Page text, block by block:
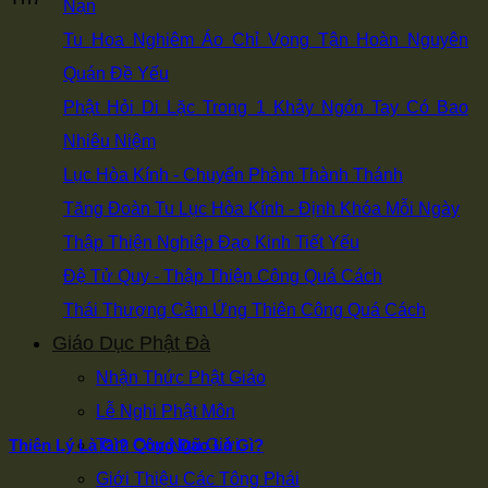
Nạn
Tu Hoa Nghiêm Áo Chỉ Vọng Tận Hoàn Nguyên
Quán Đề Yếu
Phật Hỏi Di Lặc Trong 1 Khảy Ngón Tay Có Bao
Nhiêu Niệm
Lục Hòa Kính - Chuyển Phàm Thành Thánh
Tăng Đoàn Tu Lục Hòa Kính - Định Khóa Mỗi Ngày
Thập Thiện Nghiệp Đạo Kinh Tiết Yếu
Đệ Tử Quy - Thập Thiện Công Quá Cách
Thái Thượng Cảm Ứng Thiên Công Quá Cách
Giáo Dục Phật Đà
Nhận Thức Phật Giáo
Lễ Nghi Phật Môn
Tam Quy Ngũ Giới
Giới Thiệu Các Tông Phái
Thiên Lý Là Gì? Công Đạo Là Gì?